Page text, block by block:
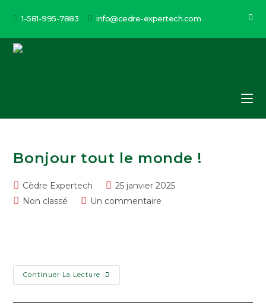
contenu
1-581-995-7883 info@cedre-expertech.com
Bonjour tout le monde !
Post
author:
Cèdre Expertech
Post
published:
25 janvier 2025
PostNon classé
PostUn commentaire
Continuer La Lecture Bonjour
Tout
Monde !